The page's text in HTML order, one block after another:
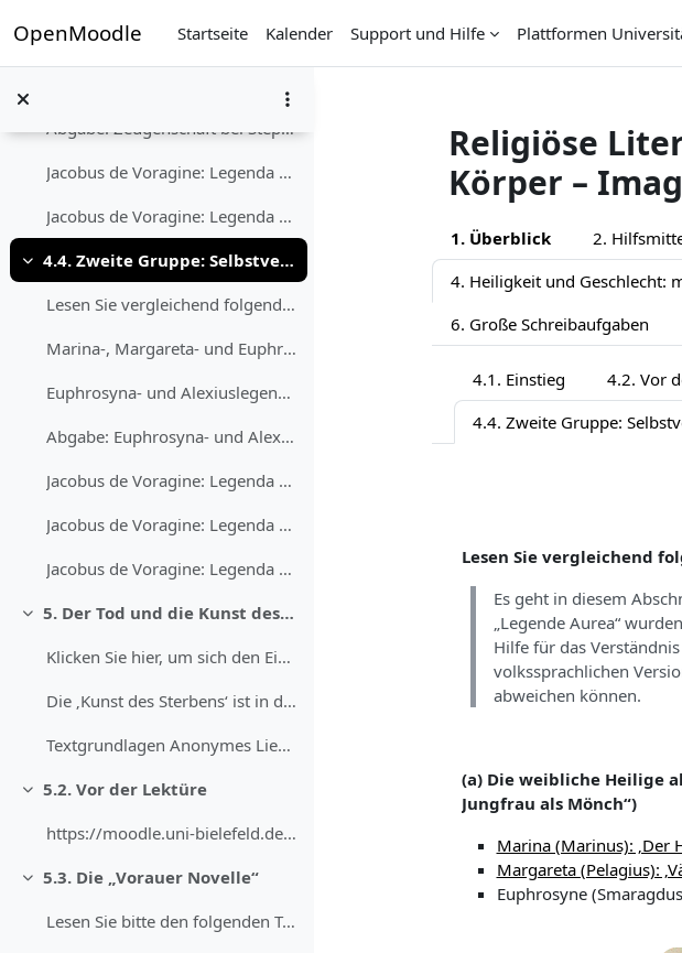
OpenMoodle Startseite Kalender Support und Hilfe Plattformen
Vergleich der Versionen der Legenden in der „Legen...
Abgabe: Zeugenschaft bei Stephanus, Brautschaft bei Agnes
Jacobus de Voragine: Legenda Aurea. Stephanus.
Jacobus de Voragine: Legenda Aurea. Agnes.
Einklappen
4.4. Zweite Gruppe: Selbstverleugnung als Askese
Lesen Sie vergleichend folgende Legenden: Es geht ...
Marina-, Margareta- und Euphrosynalegende Die Bear...
Euphrosyna- und Alexiuslegende Vergleichen Sie ...
Abgabe: Euphrosyna- und Alexiuslegende
Jacobus de Voragine: Legenda Aurea. Marina (Marinus).
Jacobus de Voragine: Legenda Aurea. Margareta (Pelagius).
Jacobus de Voragine: Legenda Aurea. Alexius.
Einklappen
5. Der Tod und die Kunst des Sterbens
Klicken Sie hier, um sich den Einleitungstext vorl...
Die ‚Kunst des Sterbens‘ ist in der mittelalterlic...
Textgrundlagen Anonymes Lied in einem Ton Regenbog...
Einklappen
5.2. Vor der Lektüre
https://moodle.uni-bielefeld.de/draftfile.php/3810...
Einklappen
5.3. Die „Vorauer Novelle“
Lesen Sie bitte den folgenden Text vollständig: Di...
Religiöse
Körper –
1. Überblick
6. Große Schreibaufgaben
4.1. Einstieg 4.2. Vor
Lesen Sie vergleichend
Es geht in diesem
„Legende Aurea“
Hilfe für das
volkssprachlichen
abweichen können.
(a) Die weibliche Heilige
Jungfrau als Mönch“)
Marina (Marinus): ‚Der
Margareta (Pelagius):
Euphrosyne